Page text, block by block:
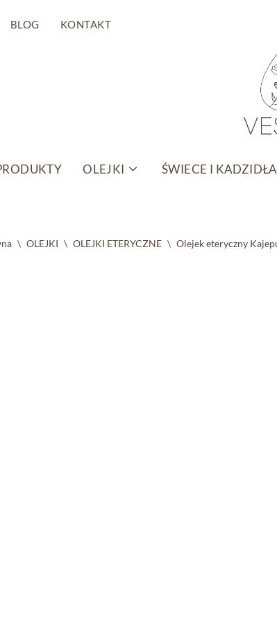
BLOG KONTAKT
OLEJKI ŚWIECE I KADZIDŁA
\ OLEJKI \ OLEJKI ETERYCZNE \ Olejek eteryczny